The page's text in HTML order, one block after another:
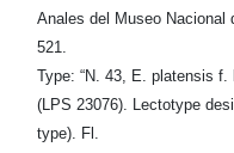
Anales del Museo Nacional
521.
Type: “N. 43, E. platensis f.
(LPS 23076). Lectotype
type). Fl.